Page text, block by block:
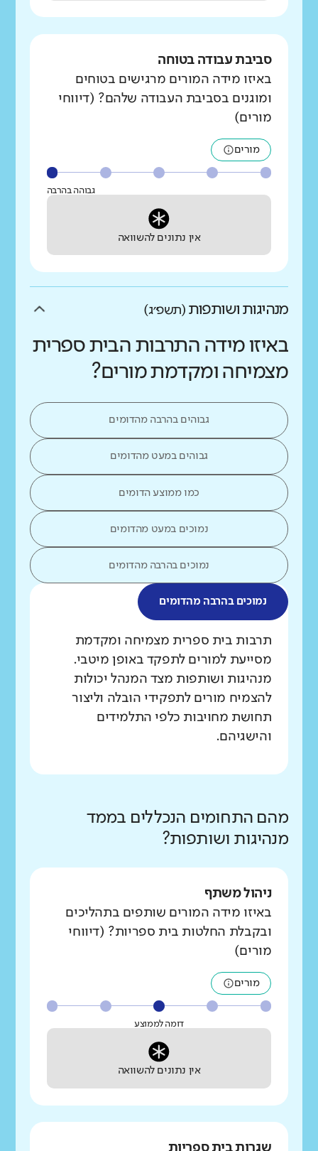
סביבת עבודה בטוחה
באיזו מידה המורים מרגישים בטוחים
ומוגנים בסביבת העבודה שלהם? (דיווחי
מורים)
מורים
גבוהה בהרבה
אין נתונים להשוואה
מנהיגות ושותפות (תשפ״ג)
באיזו מידה התרבות הבית ספרית
מצמיחה ומקדמת מורים?
גבוהים בהרבה מהדומים
גבוהים במעט מהדומים
כמו ממוצע הדומים
נמוכים במעט מהדומים
נמוכים בהרבה מהדומים
נמוכים בהרבה מהדומים
מה בדקנו?
תרבות בית ספרית מצמיחה ומקדמת
מסייעת למורים לתפקד באופן מיטבי.
מנהיגות ושותפות מצד המנהל יכולות
להצמיח מורים לתפקידי הובלה וליצור
תחושת מחויבות כלפי התלמידים
והישגיהם.
מהם התחומים הנכללים בממד
מנהיגות ושותפות?
ניהול משתף
באיזו מידה המורים שותפים בתהליכים
ובקבלת החלטות בית ספריות? (דיווחי
מורים)
מורים
דומה לממוצע
אין נתונים להשוואה
שגרות בית ספריות